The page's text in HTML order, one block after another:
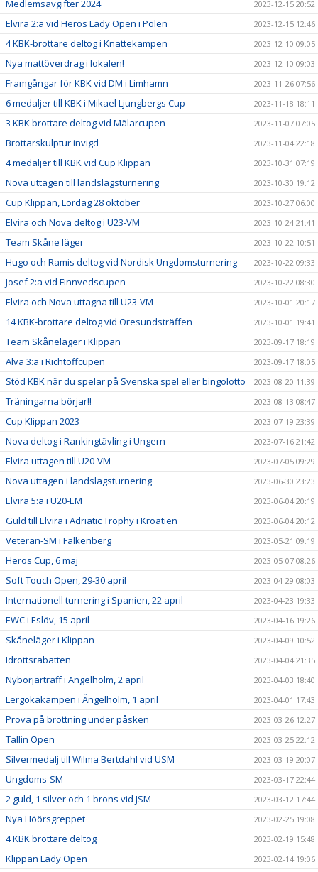
Medlemsavgifter 2024 2023-12-15 20:52
Elvira 2:a vid Heros Lady Open i Polen 2023-12-15 12:46
4 KBK-brottare deltog i Knattekampen 2023-12-10 09:05
Nya mattöverdrag i lokalen! 2023-12-10 09:03
Framgångar för KBK vid DM i Limhamn 2023-11-26 07:56
6 medaljer till KBK i Mikael Ljungbergs Cup 2023-11-18 18:11
3 KBK brottare deltog vid Mälarcupen 2023-11-07 07:05
Brottarskulptur invigd 2023-11-04 22:18
4 medaljer till KBK vid Cup Klippan 2023-10-31 07:19
Nova uttagen till landslagsturnering 2023-10-30 19:12
Cup Klippan, Lördag 28 oktober 2023-10-27 06:00
Elvira och Nova deltog i U23-VM 2023-10-24 21:41
Team Skåne läger 2023-10-22 10:51
Hugo och Ramis deltog vid Nordisk Ungdomsturnering 2023-10-22 09:33
Josef 2:a vid Finnvedscupen 2023-10-22 08:30
Elvira och Nova uttagna till U23-VM 2023-10-01 20:17
14 KBK-brottare deltog vid Öresundsträffen 2023-10-01 19:41
Team Skåneläger i Klippan 2023-09-17 18:19
Alva 3:a i Richtoffcupen 2023-09-17 18:05
Stöd KBK när du spelar på Svenska spel eller bingolotto 2023-08-20 11:39
Träningarna börjar!! 2023-08-13 08:47
Cup Klippan 2023 2023-07-19 23:39
Nova deltog i Rankingtävling i Ungern 2023-07-16 21:42
Elvira uttagen till U20-VM 2023-07-05 09:29
Nova uttagen i landslagsturnering 2023-06-30 23:23
Elvira 5:a i U20-EM 2023-06-04 20:19
Guld till Elvira i Adriatic Trophy i Kroatien 2023-06-04 20:12
Veteran-SM i Falkenberg 2023-05-21 09:19
Heros Cup, 6 maj 2023-05-07 08:26
Soft Touch Open, 29-30 april 2023-04-29 08:03
Internationell turnering i Spanien, 22 april 2023-04-23 19:33
EWC i Eslöv, 15 april 2023-04-16 19:26
Skåneläger i Klippan 2023-04-09 10:52
Idrottsrabatten 2023-04-04 21:35
Nybörjarträff i Ängelholm, 2 april 2023-04-03 18:40
Lergökakampen i Ängelholm, 1 april 2023-04-01 17:43
Prova på brottning under påsken 2023-03-26 12:27
Tallin Open 2023-03-25 22:12
Silvermedalj till Wilma Bertdahl vid USM 2023-03-19 20:07
Ungdoms-SM 2023-03-17 22:44
2 guld, 1 silver och 1 brons vid JSM 2023-03-12 17:44
Nya Höörsgreppet 2023-02-25 19:08
4 KBK brottare deltog 2023-02-19 15:48
Klippan Lady Open 2023-02-14 19:06